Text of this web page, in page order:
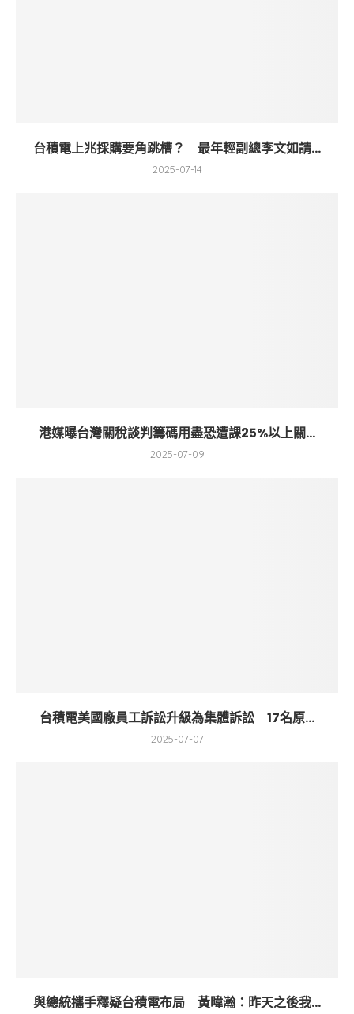
台積電上兆採購要角跳槽？ 最年輕副總李文如請...
2025-07-14
港媒曝台灣關稅談判籌碼用盡恐遭課25%以上關...
2025-07-09
台積電美國廠員工訴訟升級為集體訴訟 17名原...
2025-07-07
與總統攜手釋疑台積電布局 黃暐瀚：昨天之後我...